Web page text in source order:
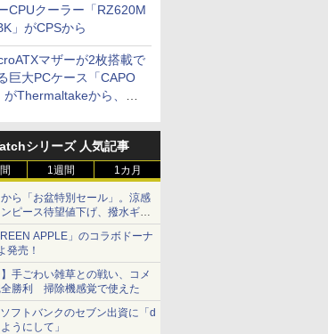
CPUクーラー「RZ620M
」がCPSから
マザーが2枚搭載で
巨大PCケース「CAPO
がThermaltakeから、カ
シリーズ 人気記事
1週間 1カ月
ら「お盆特別セール」。涼感
ピース待望値下げ、撥水ギア
円に
APPLE」のコラボドーナ
発売！
】手ごわい雑草との戦い、コメ
全勝利 掃除機感覚で使えた
フトバンクのセブン出資に「d
うにして」